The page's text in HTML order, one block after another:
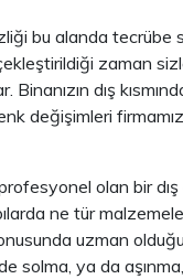
bu alanda tecrübe
zaman
Binanızın dış
değişimleri
olan bir
ne tür
uzman
solma, ya da